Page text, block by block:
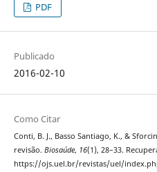
PDF
Publicado
2016-02-10
Como Citar
Conti, B. J., Basso Santiago, K., &
revisão. Biosaúde, 16(1), 28–33.
https://ojs.uel.br/revistas/uel/